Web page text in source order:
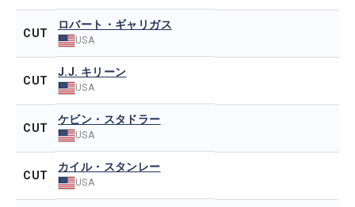
CUT
ロバート・ギャリガス
USA
CUT
J.J. キリーン
USA
CUT
ケビン・スタドラー
USA
CUT
カイル・スタンレー
USA